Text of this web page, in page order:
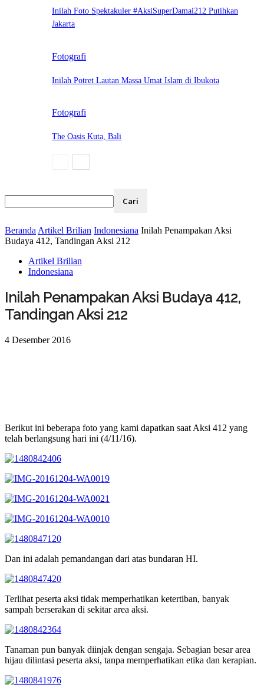
Inilah Foto Spektakuler #AksiSuperDamai212 Putihkan
Jakarta
Fotografi
Inilah Potret Lautan Massa Umat Islam di Ibukota
Fotografi
The Oasis Kuta, Bali
Beranda Artikel Brilian Indonesiana Inilah Penampakan Aksi
Budaya 412, Tandingan Aksi 212
Artikel Brilian
Indonesiana
Inilah Penampakan Aksi Budaya 412,
Tandingan Aksi 212
4 Desember 2016
Berikut ini beberapa foto yang kami dapatkan saat Aksi 412 yang
telah berlangsung hari ini (4/11/16).
Dan ini adalah pemandangan dari atas bundaran HI.
Terlihat peserta aksi tidak memperhatikan ketertiban, banyak
sampah berserakan di sekitar area aksi.
Tanaman pun banyak diinjak dengan sengaja. Sebagian besar area
hijau dilintasi peserta aksi, tanpa memperhatikan etika dan kerapian.